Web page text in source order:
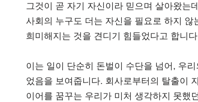
그것이 곧 자기 자신이라 믿으며 살아왔는
사회의 누구도 더는 자신을 필요로 하지
희미해지는 것을 견디기 힘들었다고 합니
이는 일이 단순히 돈벌이 수단을 넘어, 우
었음을 보여줍니다. 회사로부터의 탈출이
이어를 꿈꾸는 우리가 미처 생각하지 못했